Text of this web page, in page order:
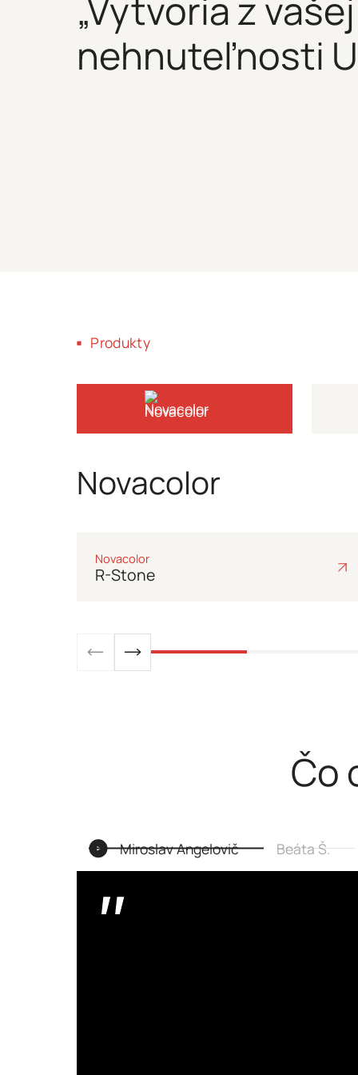
„Vytvoria z vašej
nehnuteľnosti
Produkty
Novacolor
Novacolor
Novacolor
R-Stone
Čo
Miroslav Angelovič Beáta Š.